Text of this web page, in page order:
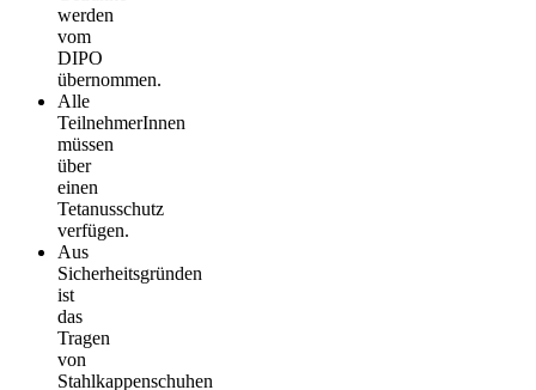
werden
vom
DIPO
übernommen.
Alle
TeilnehmerInnen
müssen
über
einen
Tetanusschutz
verfügen.
Aus
Sicherheitsgründen
ist
das
Tragen
von
Stahlkappenschuhen